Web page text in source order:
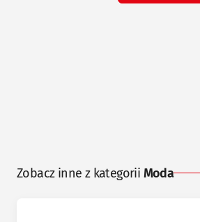
Zobacz inne z kategorii Moda